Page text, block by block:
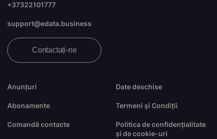
Anunțuri
Abonamente
Comandă contacte
Date deschise
Termeni și Condiții
Politica de confidențialitate
și de cookie-uri
+37322101777
support@edata.business
Contactați-ne